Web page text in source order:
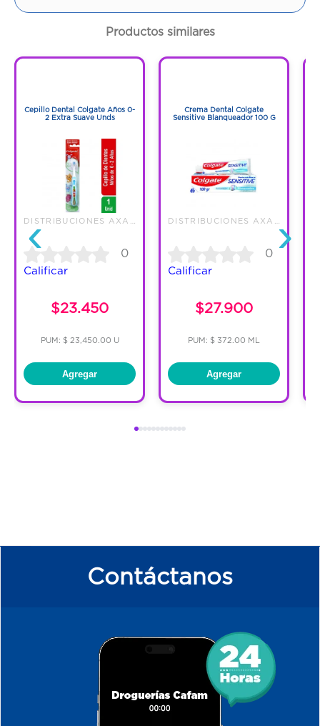
Productos similares
‹
Cepillo Dental Colgate Años 0-
2 Extra Suave Unds
0
Calificar
$23.450
PUM: $ 23,450.00 U
Agregar
Crema Dental Colgate
Sensitive Blanqueador 100 G
0
Calificar
$27.900
PUM: $ 372.00 ML
Agregar
›
Contáctanos